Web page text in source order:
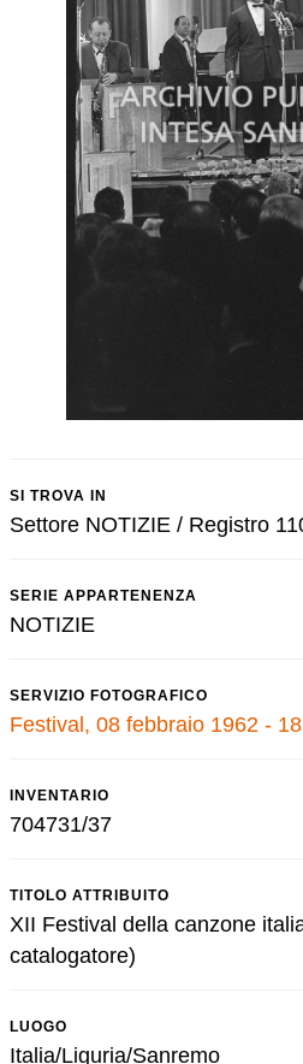
SI TROVA IN
Settore NOTIZIE / Registro
SERIE APPARTENENZA
NOTIZIE
SERVIZIO FOTOGRAFICO
Festival, 08 febbraio 1962 -
INVENTARIO
704731/37
TITOLO ATTRIBUITO
XII Festival della canzone
catalogatore)
LUOGO
Italia/Liguria/Sanremo